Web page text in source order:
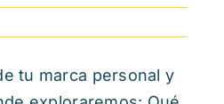
tu marca personal y